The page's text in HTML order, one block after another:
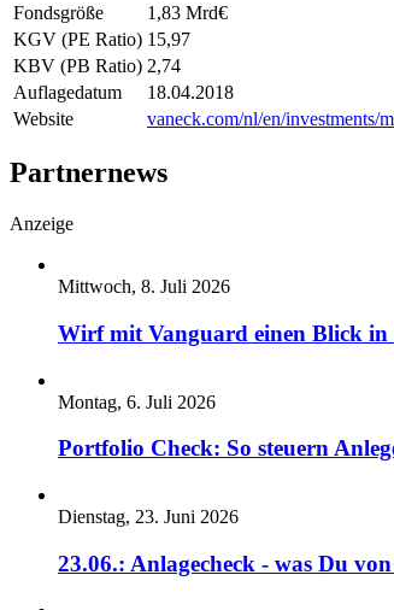
Fondsgröße
1,83 Mrd€
KGV (PE Ratio) 15,97
KBV (PB Ratio) 2,74
Auflagedatum
18.04.2018
Website
vaneck.com/nl/en/investments/
Partnernews
Anzeige
Mittwoch, 8. Juli 2026
Wirf mit Vanguard einen Blick in
Montag, 6. Juli 2026
Portfolio Check: So steuern
Dienstag, 23. Juni 2026
23.06.: Anlagecheck - was Du